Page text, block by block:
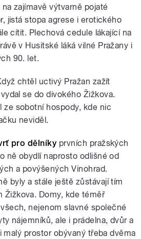
zajímavě výtvarně pojaté
jistá stopa agrese i erotického
cítit. Plechová cedule lákající na
v Husitské láká vilné Pražany i
90. let.
chtěl uctivý Pražan zažít
se do divokého Žižkova.
ze sobotní hospody, kde nic
neviděl.
pro dělníkyprvních pražských
ně obydlí naprosto odlišné od
a povýšených Vinohrad.
byly a stále ještě zůstávají tím
Žižkova. Domy, kde téměř
nejenom slavné společné
nájemníků, ale i prádelna, dvůr a
malý prostor obývaný třeba dvěma